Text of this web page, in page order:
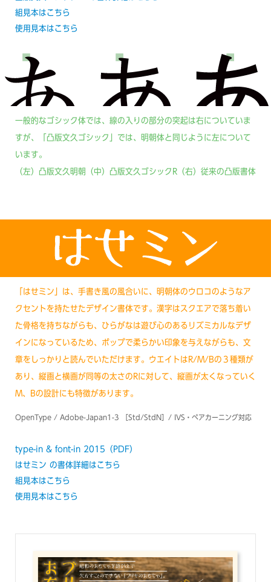
組見本はこちら
使用見本はこちら
一般的なゴシック体では、線の入りの部分の突起は右についていま
すが、「凸版文久ゴシック」では、明朝体と同じように左について
います。
（左）凸版文久明朝（中）凸版文久ゴシックR（右）従来の凸版書体
「はせミン」は、手書き風の風合いに、明朝体のウロコのようなア
クセントを持たせたデザイン書体です。漢字はスクエアで落ち着い
た骨格を持ちながらも、ひらがなは遊び心のあるリズミカルなデザ
インになっているため、ポップで柔らかい印象を与えながらも、文
章をしっかりと読んでいただけます。ウエイトはR/M/Bの３種類が
あり、縦画と横画が同等の太さのRに対して、縦画が太くなっていく
M、Bの設計にも特徴があります。
OpenType / Adobe-Japan1-3 ［Std/StdN］/ IVS・ぺアカーニング対応
type-in & font-in 2015（PDF）
はせミン の書体詳細はこちら
組見本はこちら
使用見本はこちら